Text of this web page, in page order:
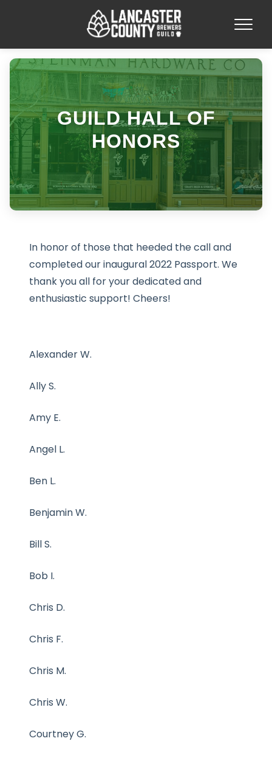
GUILD HALL OF
HONORS
In honor of those that heeded the call and
completed our inaugural 2022 Passport. We
thank you all for your dedicated and
enthusiastic support! Cheers!
Alexander W.
Ally S.
Amy E.
Angel L.
Ben L.
Benjamin W.
Bill S.
Bob I.
Chris D.
Chris F.
Chris M.
Chris W.
Courtney G.